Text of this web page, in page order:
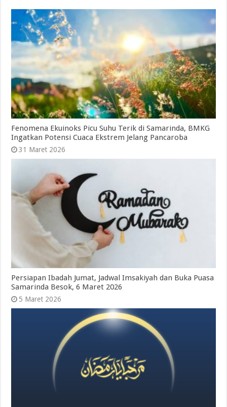
Fenomena Ekuinoks Picu Suhu Terik di Samarinda, BMKG
Ingatkan Potensi Cuaca Ekstrem Jelang Pancaroba
31 Maret 2026
Persiapan Ibadah Jumat, Jadwal Imsakiyah dan Buka Puasa
Samarinda Besok, 6 Maret 2026
5 Maret 2026